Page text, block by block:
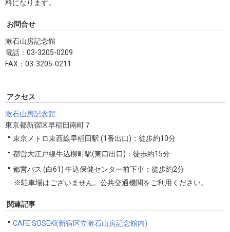
料になります。
お問合せ
漱石山房記念館
電話：03-3205-0209
FAX：03-3205-0211
アクセス
漱石山房記念館
東京都新宿区早稲田南町７
東京メトロ東西線早稲田駅 (1番出口)：徒歩約10分
都営大江戸線牛込柳町駅(東口出口)：徒歩約15分
都営バス (白61) 牛込保健センター前下車：徒歩約2分
※駐車場はございません。公共交通機関をご利用ください。
関連記事
CAFE SOSEKI(新宿区立漱石山房記念館内)